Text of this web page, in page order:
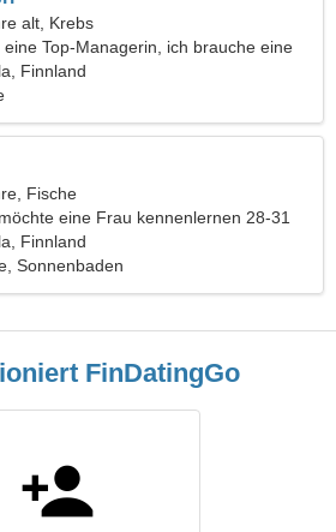
alt, Krebs
eine Top-Managerin, ich brauche eine
Finnland
Fische
eine Frau kennenlernen 28-31
Finnland
Sonnenbaden
FinDatingGo